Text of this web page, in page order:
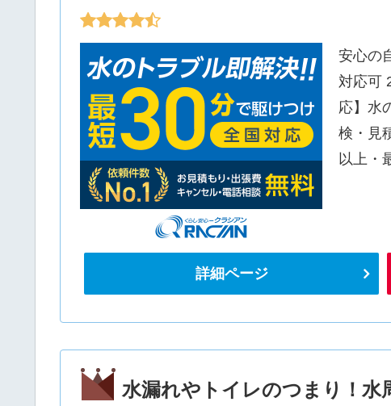
安心の
対応可
応】水
検・見
以上・
詳細ページ
水漏れやトイレのつまり！水